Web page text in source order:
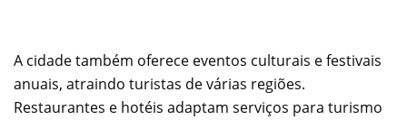
A cidade também oferece eventos culturais e festivais
anuais, atraindo turistas de várias regiões.
Restaurantes e hotéis adaptam serviços para turismo